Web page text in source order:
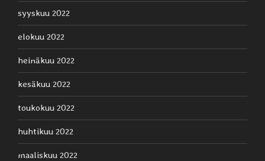
syyskuu 2022
elokuu 2022
heinäkuu 2022
kesäkuu 2022
toukokuu 2022
huhtikuu 2022
maaliskuu 2022